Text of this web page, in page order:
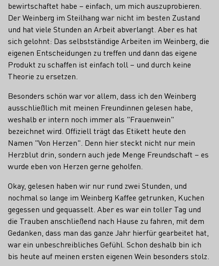
bewirtschaftet habe – einfach, um mich auszuprobieren.
Der Weinberg im Steilhang war nicht im besten Zustand
und hat viele Stunden an Arbeit abverlangt. Aber es hat
sich gelohnt: Das selbstständige Arbeiten im Weinberg, die
eigenen Entscheidungen zu treffen und dann das eigene
Produkt zu schaffen ist einfach toll – und durch keine
Theorie zu ersetzen.
Besonders schön war vor allem, dass ich den Weinberg
ausschließlich mit meinen Freundinnen gelesen habe,
weshalb er intern noch immer als "Frauenwein"
bezeichnet wird. Offiziell trägt das Etikett heute den
Namen "Von Herzen". Denn hier steckt nicht nur mein
Herzblut drin, sondern auch jede Menge Freundschaft – es
wurde eben von Herzen gerne geholfen.
Okay, gelesen haben wir nur rund zwei Stunden, und
nochmal so lange im Weinberg Kaffee getrunken, Kuchen
gegessen und gequasselt. Aber es war ein toller Tag und
die Trauben anschließend nach Hause zu fahren, mit dem
Gedanken, dass man das ganze Jahr hierfür gearbeitet hat,
war ein unbeschreibliches Gefühl. Schon deshalb bin ich
bis heute auf meinen ersten eigenen Wein besonders stolz.